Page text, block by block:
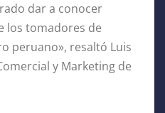
dar a conocer
los tomadores de
peruano», resaltó Luis
y Marketing de